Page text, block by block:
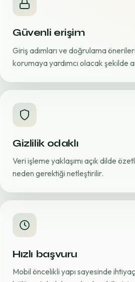
Güvenli erişim
Giriş adımları ve doğrulama
korumaya yardımcı olacak şekilde
Gizlilik odaklı
Veri işleme yaklaşımı açık dilde
neden gerektiği netleştirilir.
Hızlı başvuru
Mobil öncelikli yapı sayesinde